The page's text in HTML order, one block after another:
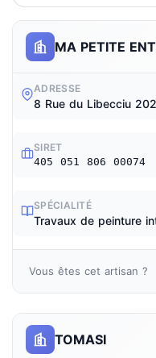
MA PETITE
ADRESSE
8 Rue du Libecciu
SIRET
405 051 806 00074
SPÉCIALITÉ
Travaux de peinture
Vous êtes cet artisan ?
TOMASI